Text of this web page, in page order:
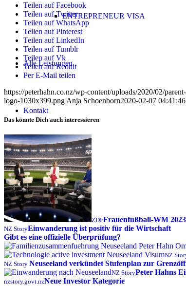
ENTREPRENEUR VISA
Alle Leistungen
Kontakt
Suche
Menü Menü
Teilen auf Facebook
Teilen auf Twitter
Teilen auf WhatsApp
Teilen auf Pinterest
Teilen auf LinkedIn
Teilen auf Tumblr
Teilen auf Vk
Teilen auf Reddit
Per E-Mail teilen
https://peterhahn.co.nz/wp-content/uploads/2020/02/
logo-1030x399.png Anja Schoenborn2020-02-07 04:41:46
Das könnte Dich auch interessieren
ZDFFrauenfußball-WM
NZ StoryEinwanderung ist positiv für die Wirtschaft
Gibt es eine offizielle Überprüfung?
NZ
NZ Story Neuseeland verkündet Stufenplan zur
NZ StoryPeter Hahns
nzstory.govt.nzNeue Investor Kategorie